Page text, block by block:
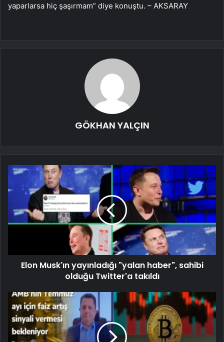
yaparlarsa hiç şaşırmam” diye konuştu. – AKSARAY
GÖKHAN YALÇIN
Elon Musk'ın yayınladığı "yalan haber", sahibi
olduğu Twitter'a takıldı